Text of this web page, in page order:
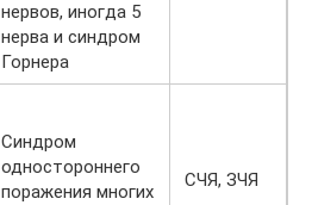
нервов, иногда 5
нерва и синдром
Горнера
Синдром
одностороннего
поражения многих
СЧЯ, ЗЧЯ